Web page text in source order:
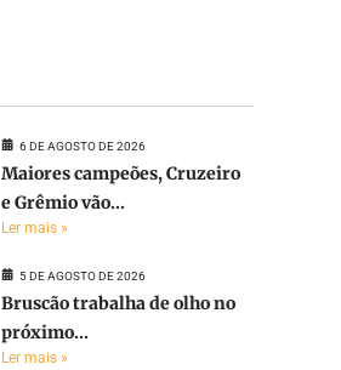
6 DE AGOSTO DE 2026
Maiores campeões, Cruzeiro
e Grêmio vão...
Ler mais »
5 DE AGOSTO DE 2026
Bruscão trabalha de olho no
próximo...
Ler mais »